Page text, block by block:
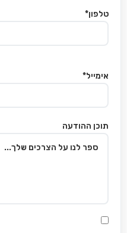
טלפון*
אימייל*
תוכן ההודעה